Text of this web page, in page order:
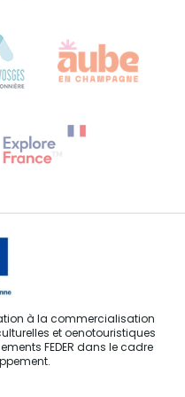
nous
à la commercialisation
et oenotouristiques
FEDER dans le cadre